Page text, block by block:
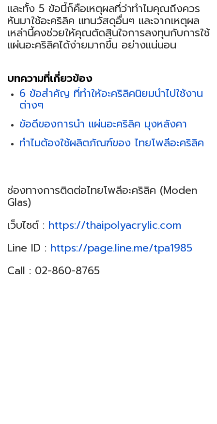
และทั้ง 5 ข้อนี้ก็คือเหตุผลที่ว่าทำไมคุณถึงควร
หันมาใช้อะคริลิค แทนวัสดุอื่นๆ และจากเหตุผล
เหล่านี้คงช่วยให้คุณตัดสินใจการลงทุนกับการใช้
แผ่นอะคริลิคได้ง่ายมากขึ้น อย่างแน่นอน
บทความที่เกี่ยวข้อง
6 ข้อสำคัญ ที่ทำให้อะคริลิคนิยมนำไปใช้งาน
ต่างๆ
ข้อดีของการนำ แผ่นอะคริลิค มุงหลังคา
ทำไมต้องใช้ผลิตภัณฑ์ของ ไทยโพลีอะคริลิค
ช่องทางการติดต่อไทยโพลีอะคริลิค (Moden
Glas)
เว็บไซต์ : https://thaipolyacrylic.com
Line ID : https://page.line.me/tpa1985
Call : 02-860-8765